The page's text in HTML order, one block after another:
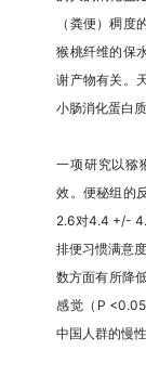
（粪便）稠度
猴桃纤维的保
谢产物有关。
小肠消化蛋白质
一项研究以猕
效。便秘组的
2.6对4.4 +/-
排便习惯满意
数方面有所降
感觉（P
中国人群的慢性